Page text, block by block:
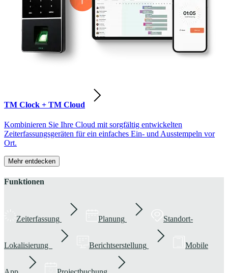
TM Clock + TM Cloud
Kombinieren Sie Ihre Cloud mit sorgfältig entwickelten
Zeiterfassungsgeräten für ein einfaches Ein- und Ausstempeln vor
Ort.
Mehr entdecken
Funktionen
Zeiterfassung Planung Standort-
Lokalisierung Berichtserstellung Mobile